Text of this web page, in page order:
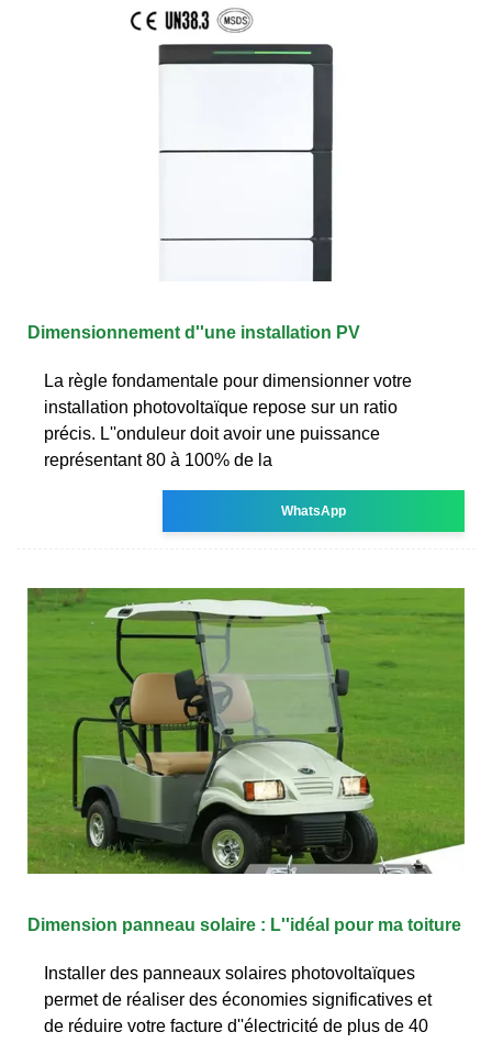
Dimensionnement d''une installation PV
La règle fondamentale pour dimensionner votre
installation photovoltaïque repose sur un ratio
précis. L''onduleur doit avoir une puissance
représentant 80 à 100% de la
WhatsApp
Dimension panneau solaire : L''idéal pour ma toiture
Installer des panneaux solaires photovoltaïques
permet de réaliser des économies significatives et
de réduire votre facture d''électricité de plus de 40